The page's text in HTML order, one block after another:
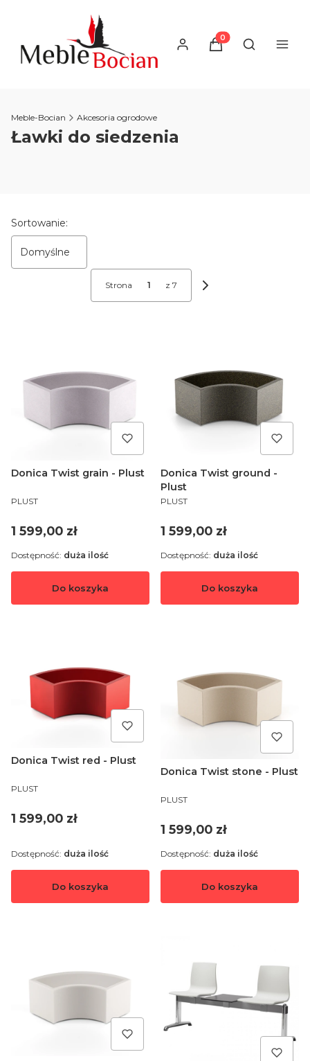
Produkty w
Otwórz
Meble-Bocian Akcesoria ogrodowe
Ławki do siedzenia
Lista produktów
Sortowanie:
Domyślne
Strona z 7
Następne produkty
Donica Twist grain - Plust
PRODUCENT
PLUST
Cena
1 599,00 zł
Do koszyka
Dostępność: duża ilość
Donica Twist ground -
Plust
PRODUCENT
PLUST
Cena
1 599,00 zł
Do koszyka
Dostępność: duża ilość
Donica Twist red - Plust
PRODUCENT
PLUST
Cena
1 599,00 zł
Do koszyka
Dostępność: duża ilość
Donica Twist stone - Plust
PRODUCENT
PLUST
Cena
1 599,00 zł
Do koszyka
Dostępność: duża ilość